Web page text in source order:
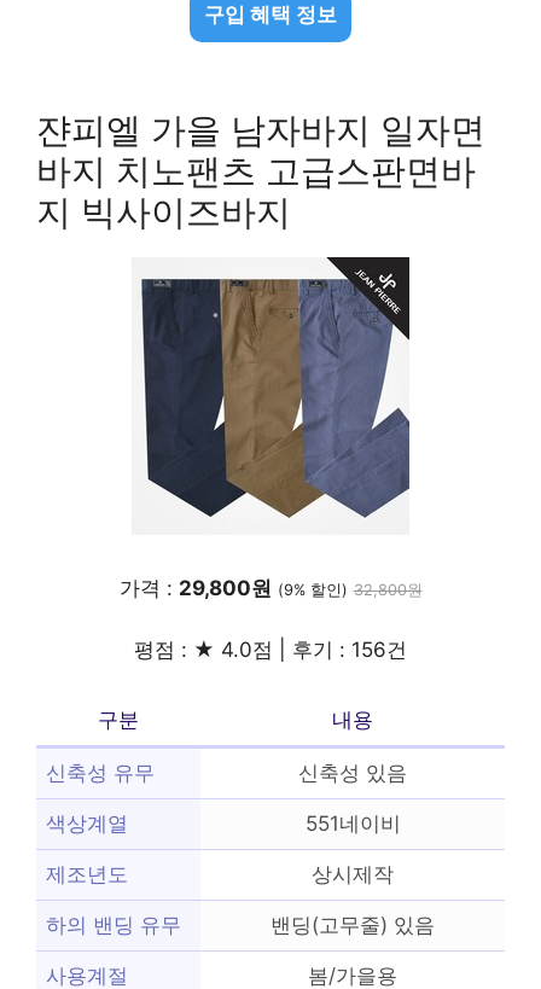
구입 혜택 정보
쟌피엘 가을 남자바지 일자면
바지 치노팬츠 고급스판면바
지 빅사이즈바지
가격 : 29,800원 (9% 할인) 32,800원
평점 : ★ 4.0점 | 후기 : 156건
구분 내용
신축성 유무 신축성 있음
색상계열 551네이비
제조년도 상시제작
하의 밴딩 유무 밴딩(고무줄) 있음
사용계절 봄/가을용